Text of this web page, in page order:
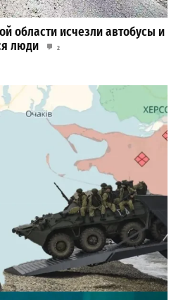
области исчезли автобусы и
люди
2